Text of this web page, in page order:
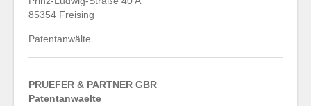
85354 Freising
Patentanwälte
PRUEFER & PARTNER GBR
Patentanwaelte